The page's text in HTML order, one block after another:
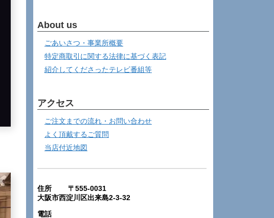
About us
ごあいさつ・事業所概要
特定商取引に関する法律に基づく表記
紹介してくださったテレビ番組等
アクセス
ご注文までの流れ・お問い合わせ
よく頂戴するご質問
当店付近地図
住所 〒555-0031
大阪市西淀川区出来島2-3-32
電話